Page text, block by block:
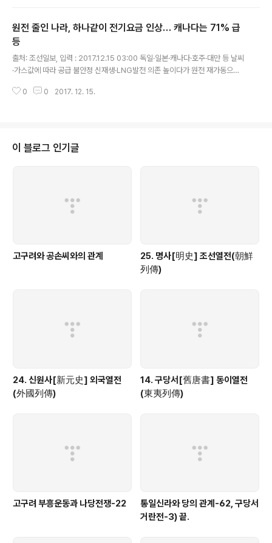
원전 줄인 나라, 하나같이 전기요금 인상… 캐나다는 71% 급
등
출처: 조선일보, 입력 : 2017.12.15 03:00 독일·일본·캐나다·호주·대만 등 날씨
·가스값에 따라 공급 불안정 신재생·LNG발전 의존 높이다가 원전 재가동으로
확대 정책를 놓고 에너지업계에선 우려를 감추지 ..
0 0 2017. 12. 15.
이 블로그 인기글
고구려와 공손씨와의 관계
25. 명사[明史] 조선열전(朝鮮
列傳)
24. 신원사[新元史] 외국열전
(外國列傳)
14. 구당서[舊唐書] 동이열전
(東夷列傳)
고구려 부흥운동과 나당전쟁-22
통일신라와 당의 관계-62, 구당서
거란전-3) 끝.